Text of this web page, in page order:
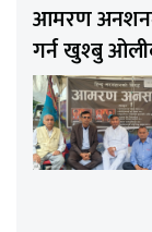
आमरण
गर्न खुश्बु